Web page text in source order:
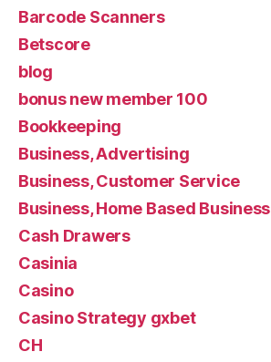
Barcode Scanners
Betscore
blog
bonus new member 100
Bookkeeping
Business, Advertising
Business, Customer Service
Business, Home Based Business
Cash Drawers
Casinia
Casino
Casino Strategy gxbet
CH